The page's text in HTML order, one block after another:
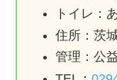
トイレ：
住所：茨
管理：公